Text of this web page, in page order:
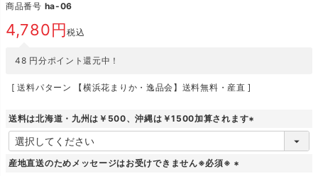
商品番号 ha-06
4,780 税込
48 円分ポイント還元中！
送料パターン 【横浜花まりか・逸品会】送料無料・産直
送料は北海道・九州は￥500、沖縄は￥1500加算されます
(
産地直送のためメッセージはお受けできません※必須※